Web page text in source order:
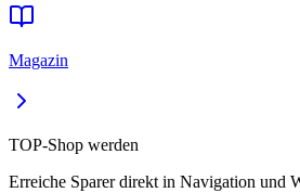
Magazin
TOP-Shop werden
Erreiche Sparer direkt in Navigation und